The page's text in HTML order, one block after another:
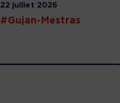
22 juillet 2026
#Gujan-Mestras